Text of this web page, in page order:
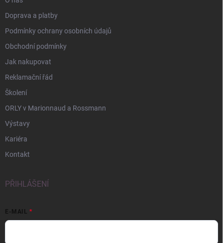
Doprava a platby
Podmínky ochrany osobních údajů
Obchodní podmínky
Jak nakupovat
Reklamační řád
Školení
ORLY v Marionnaud a Rossmann
Výstavy
Kariéra
Kontakt
PŘIHLÁŠENÍ
E-MAIL